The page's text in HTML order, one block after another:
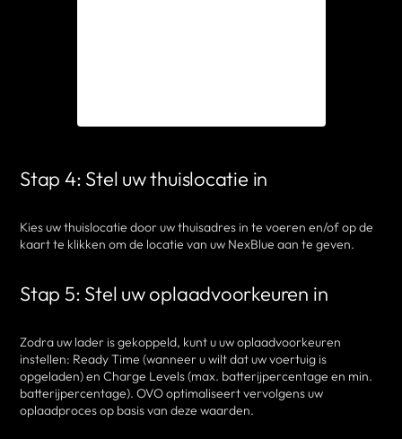
Stap 4: Stel uw thuislocatie in
Kies uw thuislocatie door uw thuisadres in te voeren en/of op de
kaart te klikken om de locatie van uw NexBlue aan te geven.
Stap 5: Stel uw oplaadvoorkeuren in
Zodra uw lader is gekoppeld, kunt u uw oplaadvoorkeuren
instellen: Ready Time (wanneer u wilt dat uw voertuig is
opgeladen) en Charge Levels (max. batterijpercentage en min.
batterijpercentage). OVO optimaliseert vervolgens uw
oplaadproces op basis van deze waarden.